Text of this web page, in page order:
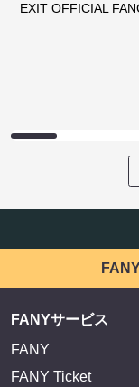
EXIT OFFICIAL
FANYサービス
FANY
FANY Ticket